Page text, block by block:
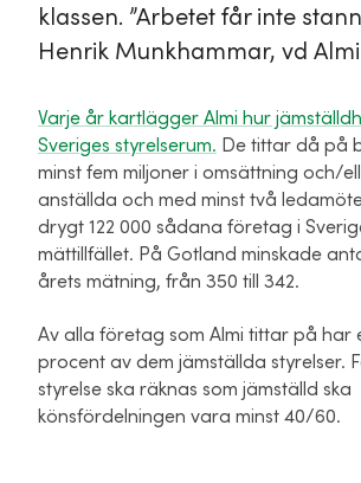
klassen. ”Arbetet får inte
Henrik Munkhammar, vd
Varje år kartlägger Almi hur
Sveriges styrelserum. De tittar då på
minst fem miljoner i omsättning och/
anställda och med minst två
drygt 122 000 sådana företag i
mättillfället. På Gotland minskade
årets mätning, från 350 till 342.
Av alla företag som Almi tittar på har
procent av dem jämställda styrelser.
styrelse ska räknas som jämställd ska
könsfördelningen vara minst 40/60.